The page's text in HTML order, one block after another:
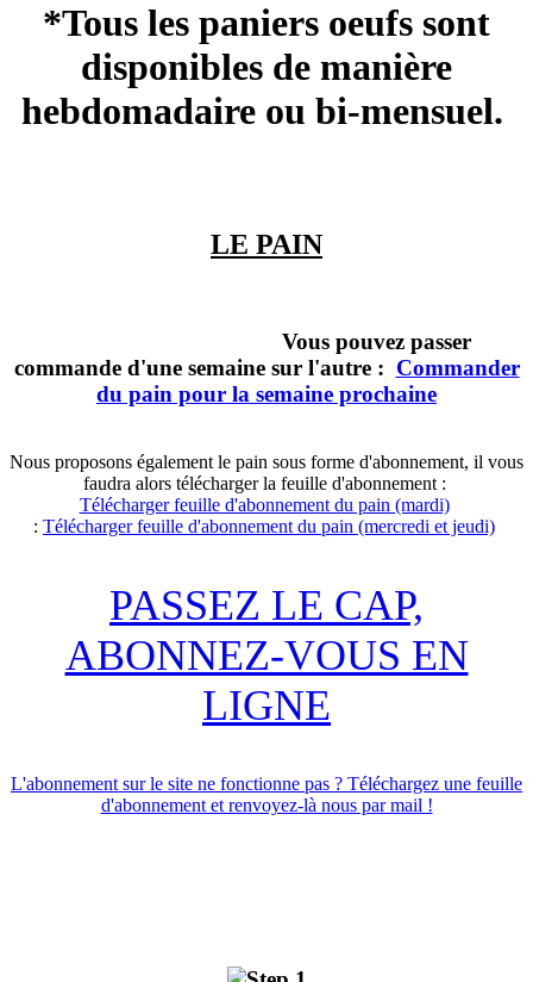
*Tous les paniers oeufs sont
disponibles de manière
hebdomadaire ou bi-mensuel.
LE PAIN
Vous pouvez passer
commande d'une semaine sur l'autre : Commander
du pain pour la semaine prochaine
Nous proposons également le pain sous forme d'abonnement, il vous
faudra alors télécharger la feuille d'abonnement :
Télécharger feuille d'abonnement du pain (mardi)
: Télécharger feuille d'abonnement du pain (mercredi et jeudi)
PASSEZ LE CAP,
ABONNEZ-VOUS EN
LIGNE
L'abonnement sur le site ne fonctionne pas ? Téléchargez une feuille
d'abonnement et renvoyez-là nous par mail !